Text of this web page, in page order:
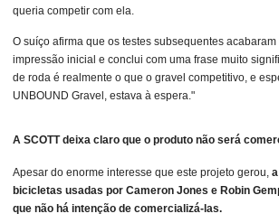
queria competir com ela.
O suíço afirma que os testes subsequentes
impressão inicial e conclui com uma frase muito
de roda é realmente o que o gravel competitivo, e
UNBOUND Gravel, estava à espera."
A SCOTT deixa claro que o produto não será
Apesar do enorme interesse que este projeto gerou,
bicicletas usadas por Cameron Jones e Robin
que não há intenção de comercializá-las.